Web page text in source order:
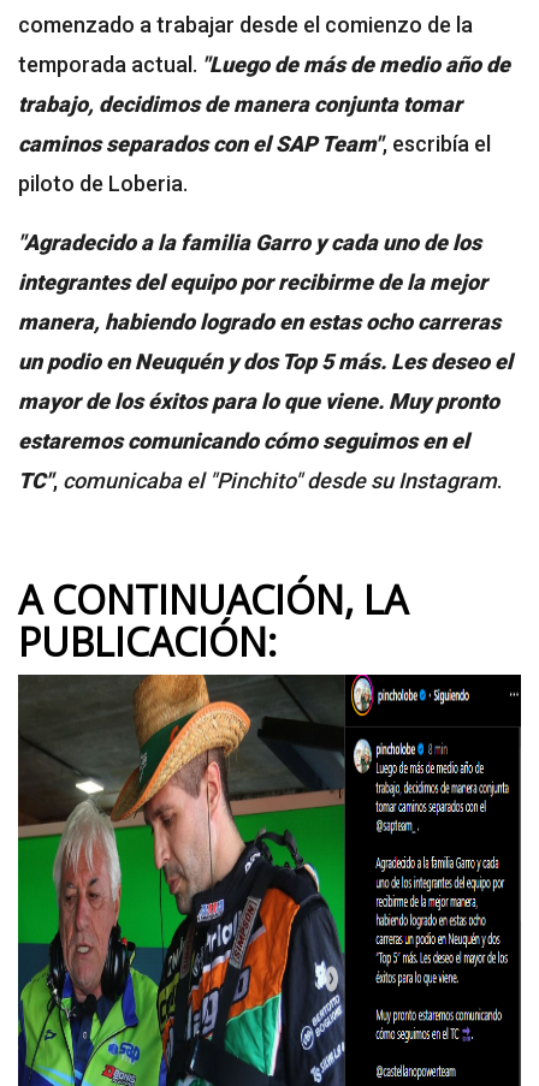
comenzado a trabajar desde el comienzo de la
temporada actual. "Luego de más de medio año de
trabajo, decidimos de manera conjunta tomar
caminos separados con el SAP Team", escribía el
piloto de Loberia.
"Agradecido a la familia Garro y cada uno de los
integrantes del equipo por recibirme de la mejor
manera, habiendo logrado en estas ocho carreras
un podio en Neuquén y dos Top 5 más. Les deseo el
mayor de los éxitos para lo que viene. Muy pronto
estaremos comunicando cómo seguimos en el
TC", comunicaba el "Pinchito" desde su Instagram.
A CONTINUACIÓN, LA
PUBLICACIÓN: